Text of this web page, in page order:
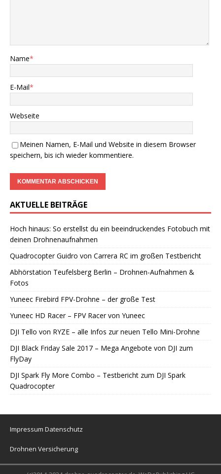
Name*
E-Mail*
Webseite
Meinen Namen, E-Mail und Website in diesem Browser
speichern, bis ich wieder kommentiere.
AKTUELLE BEITRÄGE
Hoch hinaus: So erstellst du ein beeindruckendes Fotobuch mit
deinen Drohnenaufnahmen
Quadrocopter Guidro von Carrera RC im großen Testbericht
Abhörstation Teufelsberg Berlin – Drohnen-Aufnahmen &
Fotos
Yuneec Firebird FPV-Drohne – der große Test
Yuneec HD Racer – FPV Racer von Yuneec
DJI Tello von RYZE – alle Infos zur neuen Tello Mini-Drohne
DJI Black Friday Sale 2017 – Mega Angebote von DJI zum
FlyDay
DJI Spark Fly More Combo – Testbericht zum DJI Spark
Quadrocopter
Impressum Datenschutz
Drohnen Versicherung